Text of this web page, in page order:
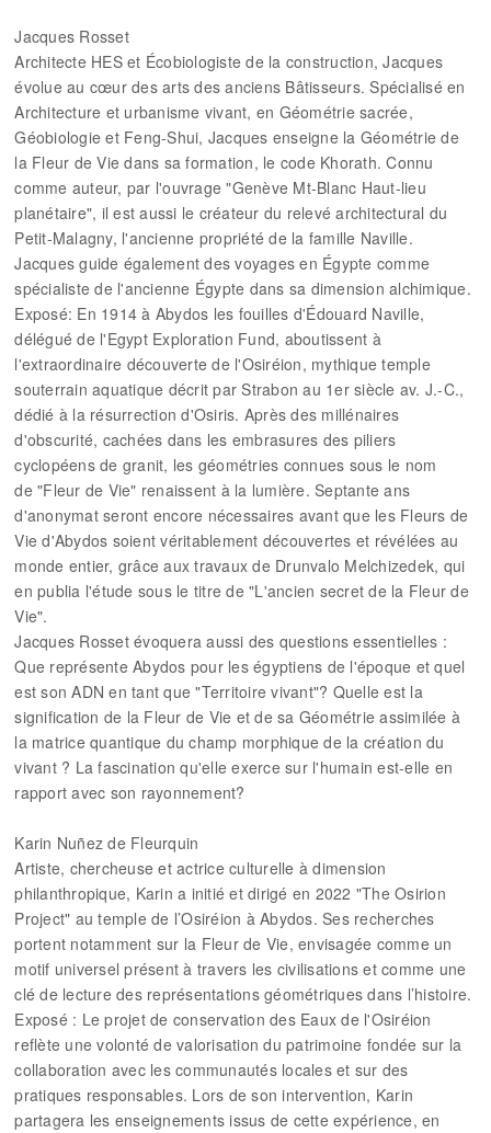
Jacques Rosset
Architecte HES et Écobiologiste de la construction, Jacques
évolue au cœur des arts des anciens Bâtisseurs. Spécialisé en
Architecture et urbanisme vivant, en Géométrie sacrée,
Géobiologie et Feng-Shui, Jacques enseigne la Géométrie de
la Fleur de Vie dans sa formation, le code Khorath. Connu
comme auteur, par l'ouvrage "Genève Mt-Blanc Haut-lieu
planétaire", il est aussi le créateur du relevé architectural du
Petit-Malagny, l'ancienne propriété de la famille Naville.
Jacques guide également des voyages en Égypte comme
spécialiste de l'ancienne Égypte dans sa dimension alchimique.
Exposé: En 1914 à Abydos les fouilles d'Édouard Naville,
délégué de l'Egypt Exploration Fund, aboutissent à
l'extraordinaire découverte de l'Osiréion, mythique temple
souterrain aquatique décrit par Strabon au 1er siècle av. J.-C.,
dédié à la résurrection d'Osiris. Après des millénaires
d'obscurité, cachées dans les embrasures des piliers
cyclopéens de granit, les géométries connues sous le nom
de "Fleur de Vie" renaissent à la lumière. Septante ans
d'anonymat seront encore nécessaires avant que les Fleurs de
Vie d'Abydos soient véritablement découvertes et révélées au
monde entier, grâce aux travaux de Drunvalo Melchizedek, qui
en publia l'étude sous le titre de "L'ancien secret de la Fleur de
Vie".
Jacques Rosset évoquera aussi des questions essentielles :
Que représente Abydos pour les égyptiens de l'époque et quel
est son ADN en tant que "Territoire vivant"? Quelle est la
signification de la Fleur de Vie et de sa Géométrie assimilée à
la matrice quantique du champ morphique de la création du
vivant ? La fascination qu'elle exerce sur l'humain est-elle en
rapport avec son rayonnement?
Karin Nuñez de Fleurquin
Artiste, chercheuse et actrice culturelle à dimension
philanthropique, Karin a initié et dirigé en 2022 "The Osirion
Project" au temple de l’Osiréion à Abydos. Ses recherches
portent notamment sur la Fleur de Vie, envisagée comme un
motif universel présent à travers les civilisations et comme une
clé de lecture des représentations géométriques dans l’histoire.
Exposé : Le projet de conservation des Eaux de l'Osiréion
reflète une volonté de valorisation du patrimoine fondée sur la
collaboration avec les communautés locales et sur des
pratiques responsables. Lors de son intervention, Karin
partagera les enseignements issus de cette expérience, en